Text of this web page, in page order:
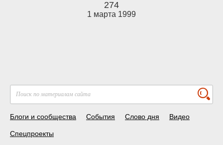
274
1 марта 1999
Блоги и сообщества События Слово дня Видео
Спецпроекты